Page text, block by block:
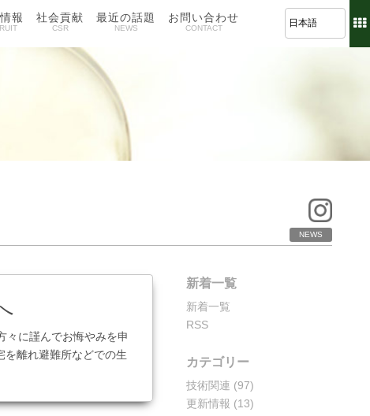
報 社会貢献
CSR
最近の話題
NEWS
お問い合わせ
CONTACT
NEWS
々に謹んでお悔やみを申
離れ避難所などでの生
新着一覧
新着一覧
RSS
カテゴリー
技術関連 (97)
更新情報 (13)